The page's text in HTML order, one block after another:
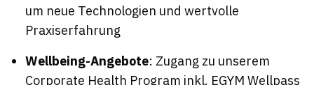
um neue Technologien und wertvolle
Praxiserfahrung
Wellbeing-Angebote: Zugang zu unserem
Corporate Health Program inkl. EGYM Wellpass